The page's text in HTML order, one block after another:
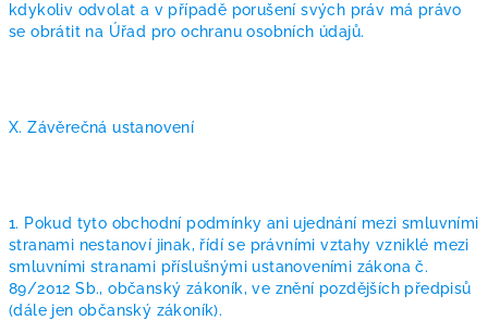
kdykoliv odvolat a v případě porušení svých práv má právo
se obrátit na Úřad pro ochranu osobních údajů.
X. Závěrečná ustanovení
1. Pokud tyto obchodní podmínky ani ujednání mezi smluvními
stranami nestanoví jinak, řídí se právními vztahy vzniklé mezi
smluvními stranami příslušnými ustanoveními zákona č.
89/2012 Sb., občanský zákoník, ve znění pozdějších předpisů
(dále jen občanský zákoník).